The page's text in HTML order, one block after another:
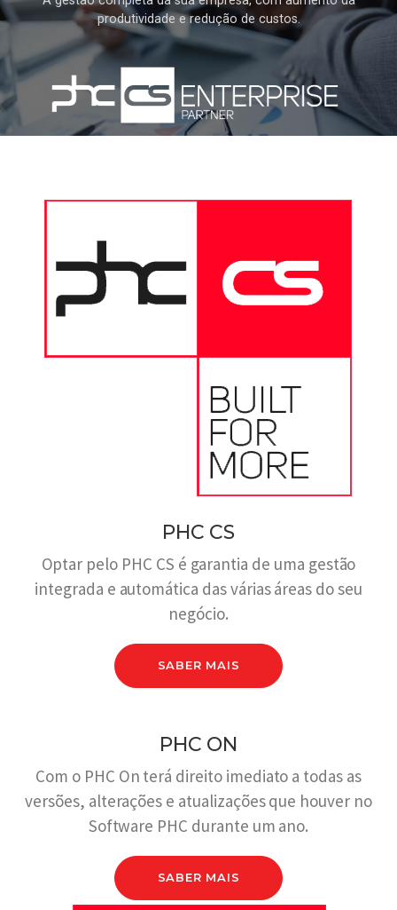
produtividade e redução de custos.
PHC CS
Optar pelo PHC CS é garantia de uma gestão
integrada e automática das várias áreas do seu
negócio.
SABER MAIS
PHC ON
Com o PHC On terá direito imediato a todas as
versões, alterações e atualizações que houver no
Software PHC durante um ano.
SABER MAIS